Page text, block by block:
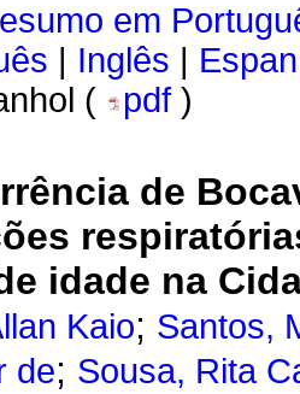
em
Inglês
(
pdf )
de
idade na
Kaio; Santos,
de; Sousa, Rita